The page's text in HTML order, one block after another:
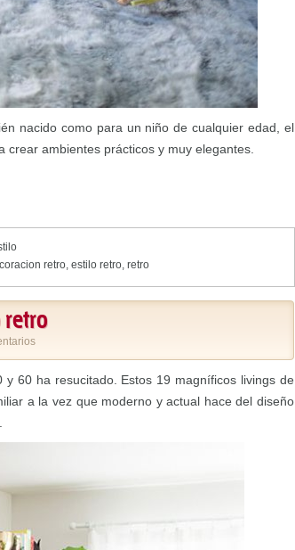
nacido como para un niño de cualquier edad, el
ambientes prácticos y muy elegantes.
retro, estilo retro, retro
retro
60 ha resucitado. Estos 19 magníficos livings de
a la vez que moderno y actual hace del diseño